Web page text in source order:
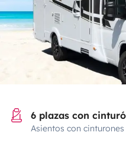
6 plazas con
Asientos con